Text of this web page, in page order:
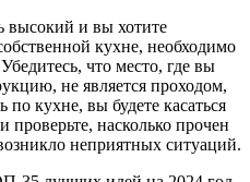
высокий и вы хотите
кухне, необходимо
что место, где вы
не является проходом,
кухне, вы будете касаться
проверьте, насколько прочен
неприятных ситуаций.